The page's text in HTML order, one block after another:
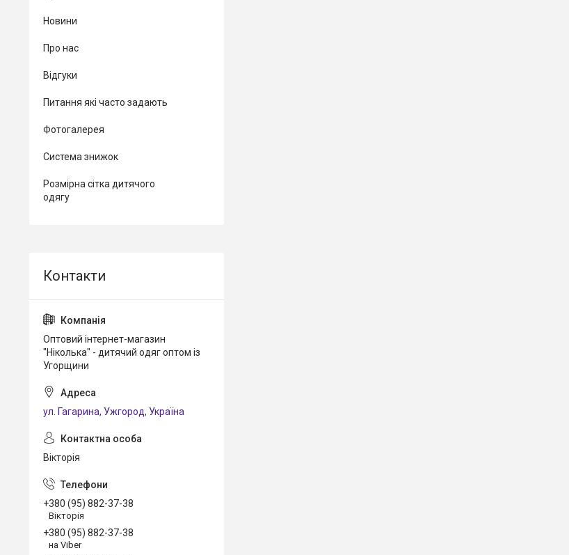
Новини
Про нас
Відгуки
Питання які часто задають
Фотогалерея
Система знижок
Розмірна сітка дитячого
одягу
Оптовий інтернет-магазин
"Ніколька" - дитячий одяг оптом із
Угорщини
ул. Гагарина, Ужгород, Україна
Вікторія
+380 (95) 882-37-38
Вікторія
+380 (95) 882-37-38
на Viber